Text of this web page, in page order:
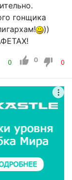
гонщика
))
0 0 0